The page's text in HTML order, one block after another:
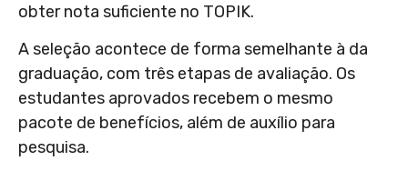
obter nota suficiente no TOPIK.
A seleção acontece de forma semelhante à da
graduação, com três etapas de avaliação. Os
estudantes aprovados recebem o mesmo
pacote de benefícios, além de auxílio para
pesquisa.